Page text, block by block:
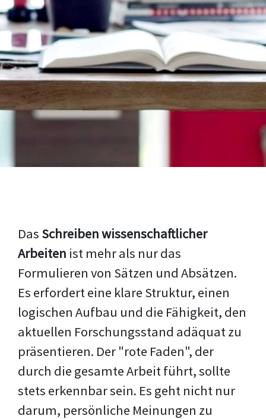
Das Schreiben wissenschaftlicher
Arbeiten ist mehr als nur das
Formulieren von Sätzen und Absätzen.
Es erfordert eine klare Struktur, einen
logischen Aufbau und die Fähigkeit, den
aktuellen Forschungsstand adäquat zu
präsentieren. Der "rote Faden", der
durch die gesamte Arbeit führt, sollte
stets erkennbar sein. Es geht nicht nur
darum, persönliche Meinungen zu